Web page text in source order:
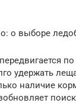
о выборе
по
удержать
наличие